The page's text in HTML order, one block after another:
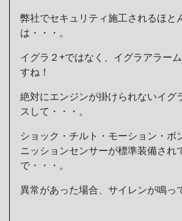
弊社でセキュリティ施工されるほと
は・・・。
イグラ２+ではなく、イグラアラー
すね！
絶対にエンジンが掛けられないイグ
スして・・・。
ショック・チルト・モーション・ボ
ニッションセンサーが標準装備され
で・・・。
異常があった場合、サイレンが鳴っ